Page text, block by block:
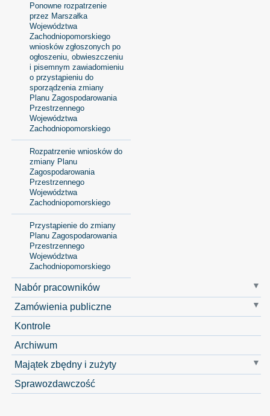
Ponowne rozpatrzenie
przez Marszałka
Województwa
Zachodniopomorskiego
wniosków zgłoszonych po
ogłoszeniu, obwieszczeniu
i pisemnym zawiadomieniu
o przystąpieniu do
sporządzenia zmiany
Planu Zagospodarowania
Przestrzennego
Województwa
Zachodniopomorskiego
Rozpatrzenie wniosków do
zmiany Planu
Zagospodarowania
Przestrzennego
Województwa
Zachodniopomorskiego
Przystąpienie do zmiany
Planu Zagospodarowania
Przestrzennego
Województwa
Zachodniopomorskiego
Nabór pracowników
Zamówienia publiczne
Kontrole
Archiwum
Majątek zbędny i zużyty
Sprawozdawczość